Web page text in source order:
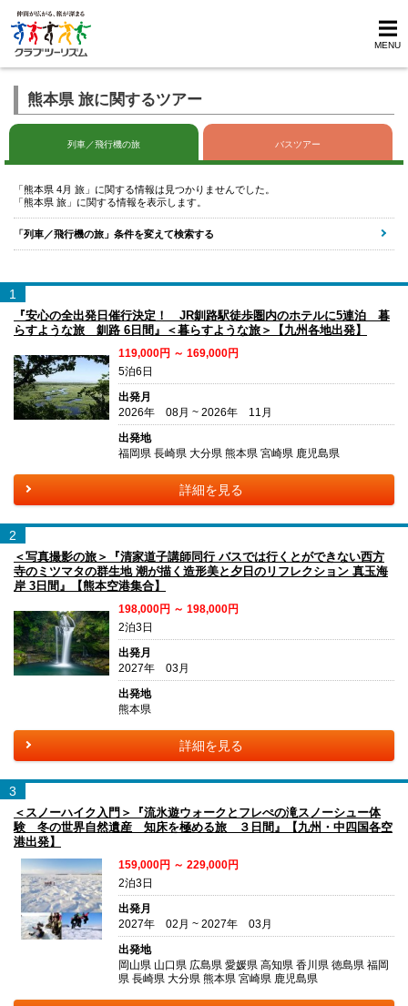
MENU
熊本県 旅に関するツアー
列車／飛行機の旅 バスツアー
「熊本県 4月 旅」に関する情報は見つかりませんでした。
「熊本県 旅」に関する情報を表示します。
「列車／飛行機の旅」条件を変えて検索する
1
『安心の全出発日催行決定！ JR釧路駅徒歩圏内のホテルに5連泊 暮
らすような旅 釧路 6日間』＜暮らすような旅＞【九州各地出発】
119,000円 ～ 169,000円
5泊6日
出発月
2026年 08月 ~ 2026年 11月
出発地
福岡県 長崎県 大分県 熊本県 宮崎県 鹿児島県
詳細を見る
2
＜写真撮影の旅＞『清家道子講師同行 バスでは行くとができない西方
寺のミツマタの群生地 潮が描く造形美と夕日のリフレクション 真玉海
岸 3日間』【熊本空港集合】
198,000円 ～ 198,000円
2泊3日
出発月
2027年 03月
出発地
熊本県
詳細を見る
3
＜スノーハイク入門＞『流氷遊ウォークとフレぺの滝スノーシュー体
験 冬の世界自然遺産 知床を極める旅 ３日間』【九州・中四国各空
港出発】
159,000円 ～ 229,000円
2泊3日
出発月
2027年 02月 ~ 2027年 03月
出発地
岡山県 山口県 広島県 愛媛県 高知県 香川県 徳島県 福岡
県 長崎県 大分県 熊本県 宮崎県 鹿児島県